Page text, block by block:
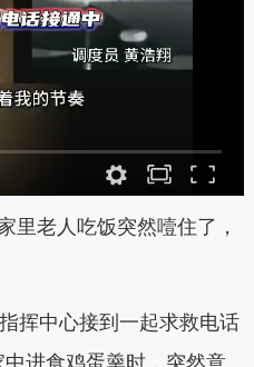
里老人吃饭突然噎住了，
挥中心接到一起求救电话
进食鸡蛋羹时，突然意